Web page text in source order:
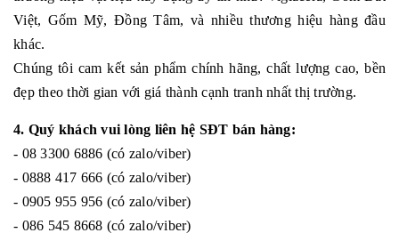
Việt, Gốm Mỹ, Đồng Tâm, và nhiều thương hiệu hàng đầu
khác.
Chúng tôi cam kết sản phẩm chính hãng, chất lượng cao, bền
đẹp theo thời gian với giá thành cạnh tranh nhất thị trường.
4. Quý khách vui lòng liên hệ SĐT bán hàng:
- 08 3300 6886 (có zalo/viber)
- 0888 417 666 (có zalo/viber)
- 0905 955 956 (có zalo/viber)
- 086 545 8668 (có zalo/viber)